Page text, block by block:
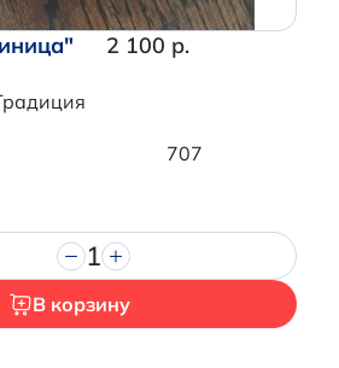
2 100 р.
707
1
В корзину